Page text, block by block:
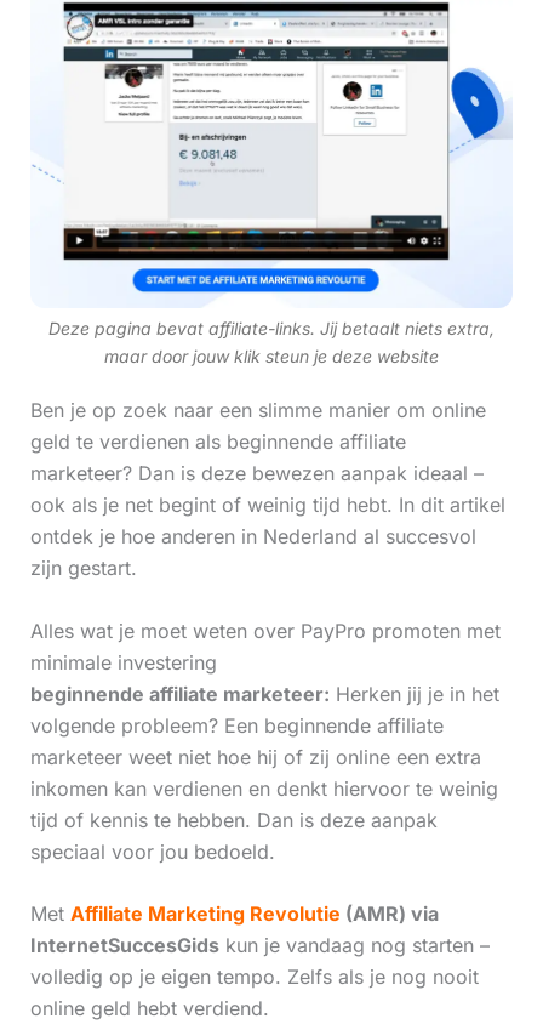
Deze pagina bevat affiliate-links. Jij betaalt niets extra,
maar door jouw klik steun je deze website
Ben je op zoek naar een slimme manier om online
geld te verdienen als beginnende affiliate
marketeer? Dan is deze bewezen aanpak ideaal –
ook als je net begint of weinig tijd hebt. In dit artikel
ontdek je hoe anderen in Nederland al succesvol
zijn gestart.
Alles wat je moet weten over PayPro promoten met
minimale investering
beginnende affiliate marketeer: Herken jij je in het
volgende probleem? Een beginnende affiliate
marketeer weet niet hoe hij of zij online een extra
inkomen kan verdienen en denkt hiervoor te weinig
tijd of kennis te hebben. Dan is deze aanpak
speciaal voor jou bedoeld.
Met Affiliate Marketing Revolutie (AMR) via
InternetSuccesGidskun je vandaag nog starten –
volledig op je eigen tempo. Zelfs als je nog nooit
online geld hebt verdiend.